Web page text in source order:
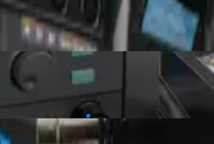
+
هیتر و هویه Quick 8686 Pro
۳۷٬۳۰۰٬۰۰۰